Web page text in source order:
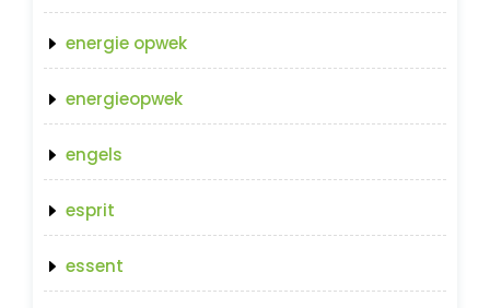
energie opwek
energieopwek
engels
esprit
essent